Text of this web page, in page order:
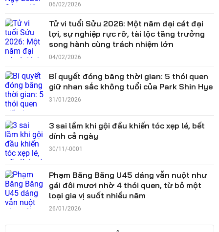
06/02/2026
Tử vi tuổi Sửu 2026: Một năm đại cát đại
lợi, sự nghiệp rực rỡ, tài lộc tăng trưởng
song hành cùng trách nhiệm lớn
04/02/2026
Bí quyết đóng băng thời gian: 5 thói quen
giữ nhan sắc không tuổi của Park Shin Hye
31/01/2026
3 sai lầm khi gội đầu khiến tóc xẹp lé, bết
dính cả ngày
30/11/-0001
Phạm Băng Băng U45 dáng vẫn nuột như
gái đôi mươi nhờ 4 thói quen, từ bỏ một
loại gia vị suốt nhiều năm
26/01/2026